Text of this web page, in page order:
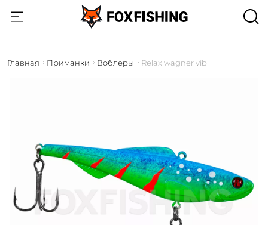
Главная Приманки Воблеры Relax wagner vib